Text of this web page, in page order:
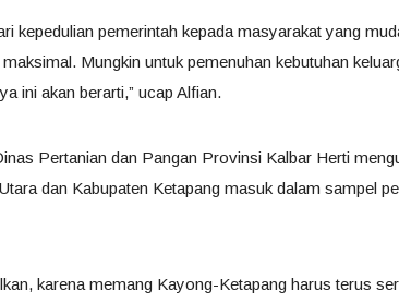
kepedulian pemerintah kepada masyarakat yang
Mungkin untuk pemenuhan kebutuhan
ini akan berarti,” ucap Alfian.
Pertanian dan Pangan Provinsi Kalbar Herti
dan Kabupaten Ketapang masuk dalam sampel
karena memang Kayong-Ketapang harus terus